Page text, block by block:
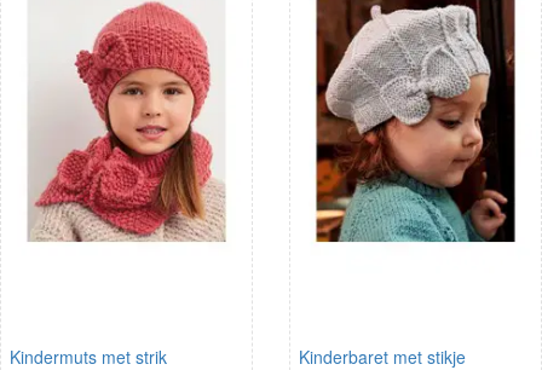
Kindermuts met strik Kinderbaret met stikje